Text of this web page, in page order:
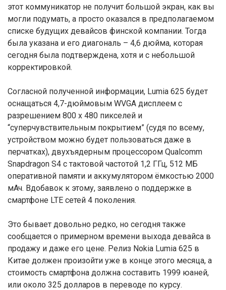
этот коммуникатор не получит большой экран, как вы
могли подумать, а просто оказался в предполагаемом
списке будущих девайсов финской компании. Тогда
была указана и его диагональ – 4,6 дюйма, которая
сегодня была подтверждена, хотя и с небольшой
корректировкой.
Согласной полученной информации, Lumia 625 будет
оснащаться 4,7-дюймовым WVGA дисплеем с
разрешением 800 х 480 пикселей и
“суперчувствительным покрытием” (судя по всему,
устройством можно будет пользоваться даже в
перчатках), двухъядерным процессором Qualcomm
Snapdragon S4 с тактовой частотой 1,2 ГГц, 512 МБ
оперативной памяти и аккумулятором ёмкостью 2000
мАч. Вдобавок к этому, заявлено о поддержке в
смартфоне LTE сетей 4 поколения.
Это бывает довольно редко, но сегодня также
сообщается о примерном времени выхода девайса в
продажу и даже его цене. Релиз Nokia Lumia 625 в
Китае должен произойти уже в конце этого месяца, а
стоимость смартфона должна составить 1999 юаней,
или около 325 долларов в переводе по курсу.